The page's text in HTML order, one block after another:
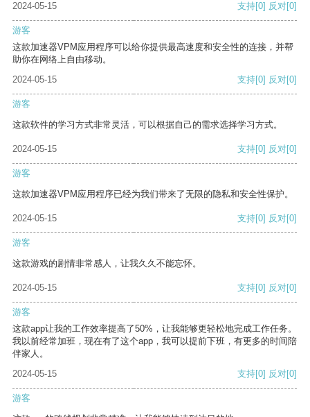
2024-05-15
支持[0] 反对[0]
游客
这款加速器VPM应用程序可以给你提供最高速度和安全性的连接，并帮
助你在网络上自由移动。
2024-05-15
支持[0] 反对[0]
游客
这款软件的学习方式非常灵活，可以根据自己的需求选择学习方式。
2024-05-15 支持[0] 反对[0]
游客
这款加速器VPM应用程序已经为我们带来了无限的隐私和安全性保护。
2024-05-15 支持[0] 反对[0]
游客
这款游戏的剧情非常感人，让我久久不能忘怀。
2024-05-15 支持[0] 反对[0]
游客
这款app让我的工作效率提高了50%，让我能够更轻松地完成工作任务。
我以前经常加班，现在有了这个app，我可以提前下班，有更多的时间陪
伴家人。
2024-05-15
支持[0] 反对[0]
游客